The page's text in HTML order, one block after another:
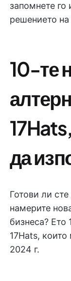
запомнете го
решението
10-те
да
Готови ли
намерите
бизнеса? Ето
17Hats,
2024 г.